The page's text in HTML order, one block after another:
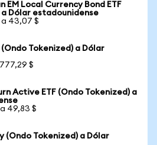
EM Local Currency Bond ETF
a Dólar estadounidense
a 43,07 $
(Ondo Tokenized) a Dólar
$
Active ETF (Ondo Tokenized) a
49,83 $
(Ondo Tokenized) a Dólar